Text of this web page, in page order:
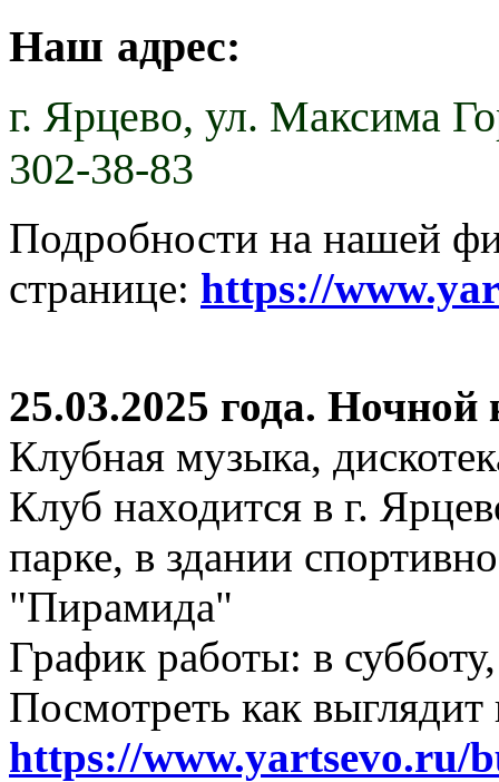
Наш адрес:
г. Ярцево, ул. Максима
302-38-83
Подробности на нашей
странице: https://
25.03.2025 года.
Клубная музыка,
Клуб находится в г.
парке, в здании
"Пирамида"
График работы: в
Посмотреть как
https://www.yartsevo.ru/